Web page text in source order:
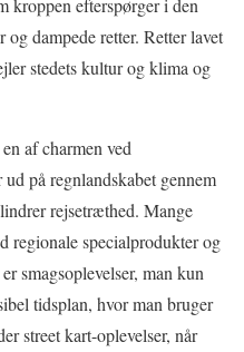
kroppen efterspørger i den
dampede retter. Retter lavet
stedets kultur og klima og
af charmen ved
på regnlandskabet gennem
rejsetræthed. Mange
regionale specialprodukter og
smagsoplevelser, man kun
tidsplan, hvor man bruger
street kart-oplevelser, når